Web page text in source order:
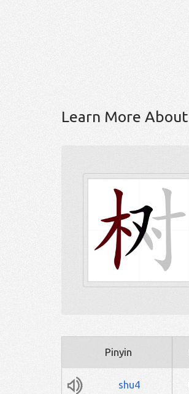
Learn More About
Pinyin
shu4